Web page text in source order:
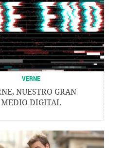
VERNE
NUESTRO GRAN
MEDIO DIGITAL